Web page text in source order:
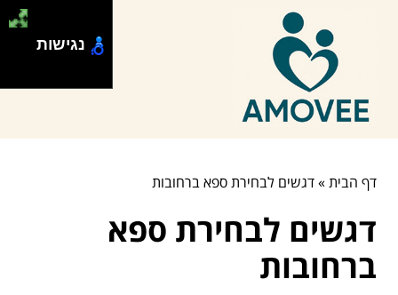
דף הבית»דגשים לבחירת ספא ברחובות
דגשים לבחירת ספא
ברחובות
נגישות